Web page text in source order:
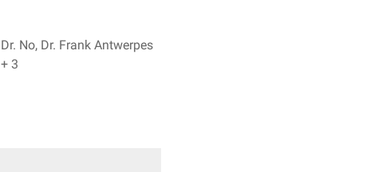
Dr. No, Dr. Frank Antwerpes
+ 3